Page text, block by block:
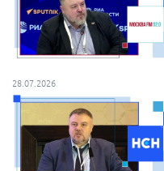
28.07.2026